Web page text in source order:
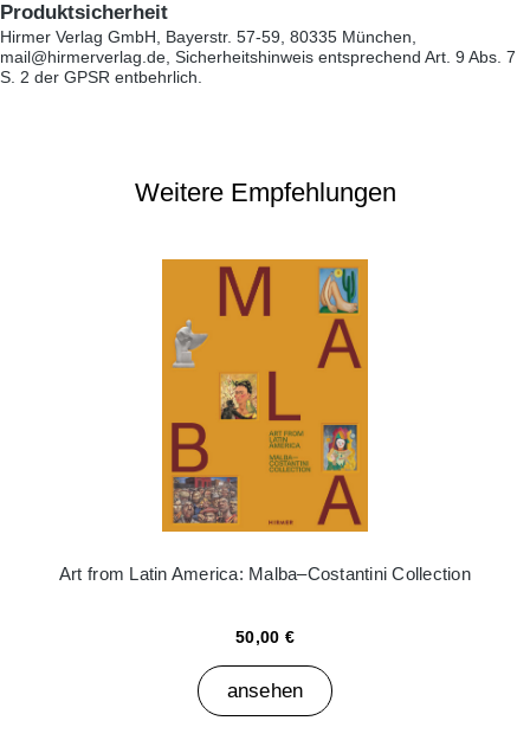
Produktsicherheit
Hirmer Verlag GmbH, Bayerstr. 57-59, 80335 München,
mail@hirmerverlag.de, Sicherheitshinweis entsprechend Art. 9 Abs. 7
S. 2 der GPSR entbehrlich.
Weitere Empfehlungen
Art from Latin America: Malba–Costantini Collection
50,00 €
ansehen